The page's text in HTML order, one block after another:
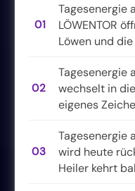
01
Tagesenergie
LÖWENTOR
Löwen und
02
Tagesenergie
wechselt in
eigenes
03
Tagesenergie
wird heute
Heiler kehrt